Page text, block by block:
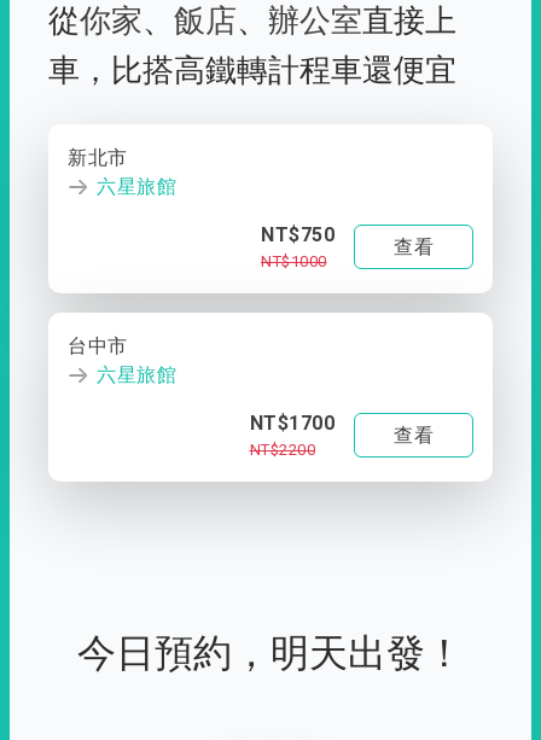
從你家、 飯店、 辦公室直接上
車， 比搭高鐵轉計程車還便宜
新北市
六星旅館
NT$750
NT$1000
查看
台中市
六星旅館
NT$1700
NT$2200
查看
今日預約，明天出發！